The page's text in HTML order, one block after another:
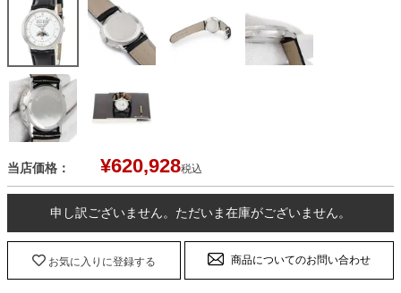
当店価格： ¥620,928税込
申し訳ございません。ただいま在庫がございません。
お気に入りに登録する 商品についてのお問い合わせ